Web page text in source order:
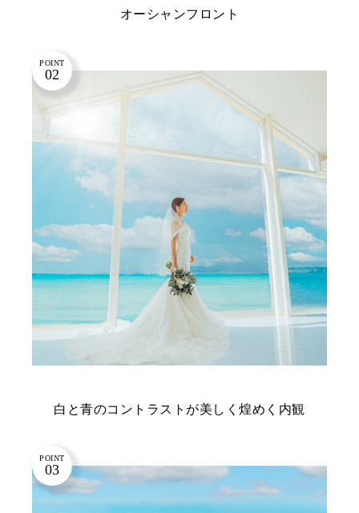
オーシャンフロント
POINT
02
白と青のコントラストが美しく煌めく内観
POINT
03